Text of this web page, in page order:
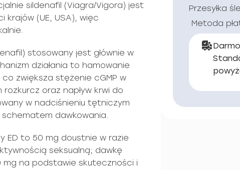
sildenafil (Viagra/Vigora) jest
(UE, USA), więc
stosowany jest głównie w
działania to hamowanie
zwiększa stężenie cGMP w
rozkurcz oraz napływ krwi do
w nadciśnieniu tętniczym
schematem dawkowania.
ED to 50 mg doustnie w razie
seksualną; dawkę
mg na podstawie skuteczności i
Przesyłka
Metoda